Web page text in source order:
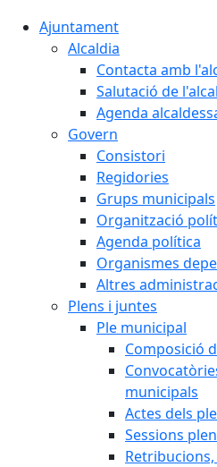
Ajuntament
Alcaldia
Contacta amb
Salutació de
Agenda
Govern
Consistori
Regidories
Grups municipals
Organització
Agenda política
Organismes
Altres
Plens i juntes
Ple municipal
Composició
municipals
Actes dels
Sessions